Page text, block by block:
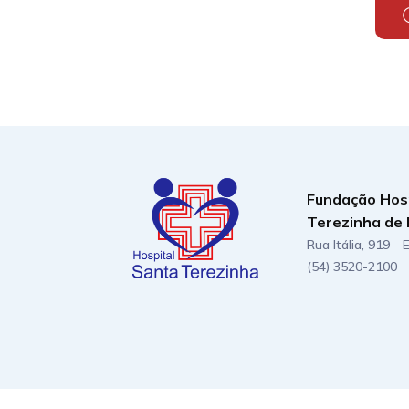
Fundação
Terezinha de
Rua Itália, 919 -
(54) 3520-2100